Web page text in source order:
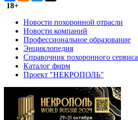
18+
Новости похоронной отрасли
Новости компаний
Профессиональное образование
Энциклопедия
Справочник похоронного сервиса
Каталог фирм
Проект "НЕКРОПОЛЬ"